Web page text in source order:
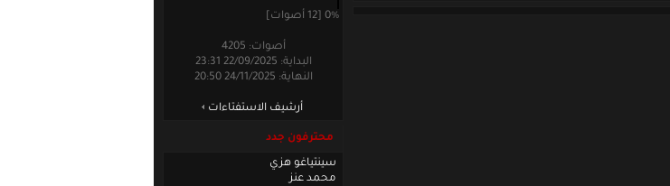
0% [12 أصوات]
أصوات: 4205
البداية: 22/09/2025 23:31
النهاية: 24/11/2025 20:50
أرشيف الاستفتاءات
محترفون جدد
سينتياغو هزي
محمد عنز